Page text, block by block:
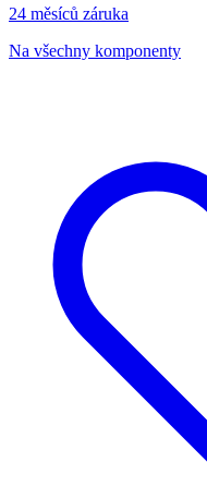
24 měsíců záruka
Na všechny komponenty